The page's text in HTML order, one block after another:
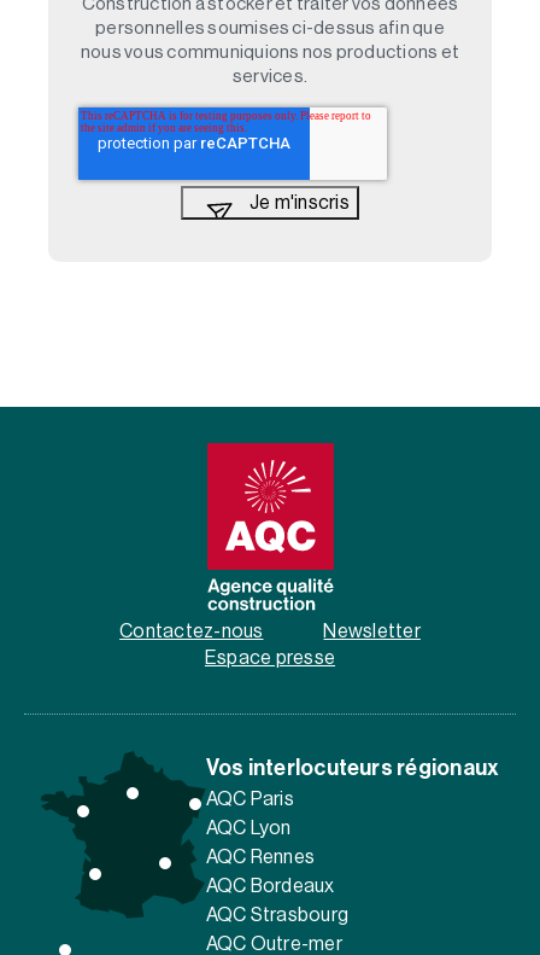
Construction à stocker et traiter vos données
personnelles soumises ci-dessus afin que
nous vous communiquions nos productions et
services.
Contactez-nous
Newsletter
Espace presse
Vos interlocuteurs régionaux
AQC Paris
AQC Lyon
AQC Rennes
AQC Bordeaux
AQC Strasbourg
AQC Outre-mer